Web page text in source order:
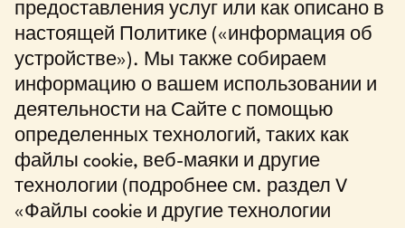
предоставления услуг или как описано в
настоящей Политике («информация об
устройстве»). Мы также собираем
информацию о вашем использовании и
деятельности на Сайте с помощью
определенных технологий, таких как
файлы cookie, веб-маяки и другие
технологии (подробнее см. раздел V
«Файлы cookie и другие технологии